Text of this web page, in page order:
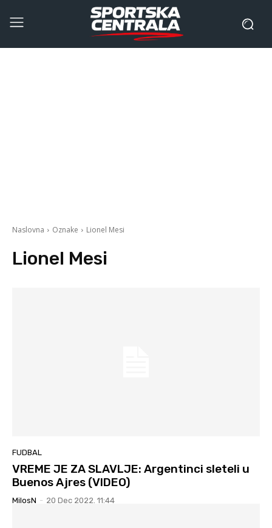
Naslovna Oznake Lionel Mesi
Lionel Mesi
FUDBAL
VREME JE ZA SLAVLJE: Argentinci sleteli u
Buenos Ajres (VIDEO)
MilosN - 20 Dec 2022. 11:44